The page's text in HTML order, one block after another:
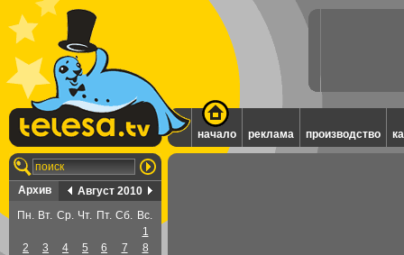
начало реклама производство
Архив
Август 2010
Пн. Вт. Ср. Чт. Пт. Сб. Вс.
1
2
3 4 5 6 7
8